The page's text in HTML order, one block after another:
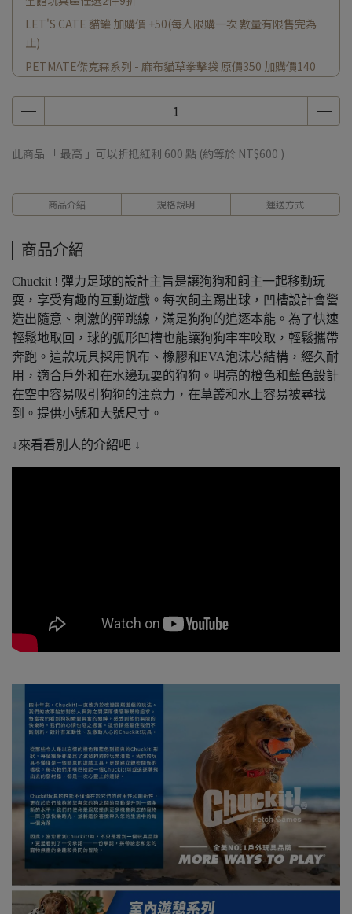
LET'S CATE 貓罐 加購價 +50(每人限購一次 數量有限售完為
止)
PETMATE傑克森系列 - 麻布貓草拳擊袋 原價350 加購價140
此商品 「 最高 」可以折抵紅利 600 點 (約等於 NT$600 )
商品介紹 規格說明 運送方式
商品介紹
Chuckit ! 彈力足球的設計主旨是讓狗狗和飼主一起移動玩
耍，享受有趣的互動遊戲。每次飼主踢出球，凹槽設計會營
造出隨意、刺激的彈跳線，滿足狗狗的追逐本能。為了快速
輕鬆地取回，球的弧形凹槽也能讓狗狗牢牢咬取，輕鬆攜帶
奔跑。這款玩具採用帆布、橡膠和EVA泡沫芯結構，經久耐
用，適合戶外和在水邊玩耍的狗狗。明亮的橙色和藍色設計
在空中容易吸引狗狗的注意力，在草叢和水上容易被尋找
到。提供小號和大號尺寸。
↓來看看別人的介紹吧 ↓